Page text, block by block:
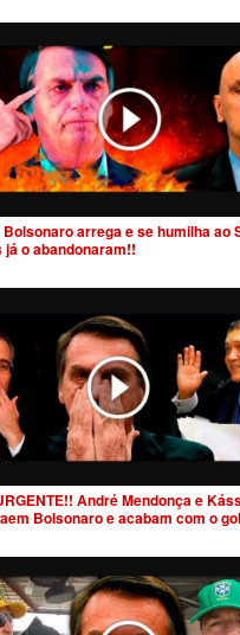
Bolsonaro arrega e se humilha ao
já o abandonaram!!
André Mendonça e
Bolsonaro e acabam com o